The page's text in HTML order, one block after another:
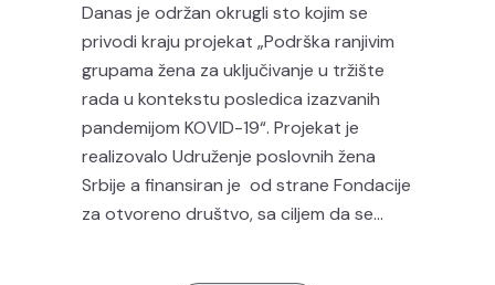
Danas je održan okrugli sto kojim se
privodi kraju projekat „Podrška ranjivim
grupama žena za uključivanje u tržište
rada u kontekstu posledica izazvanih
pandemijom KOVID-19“. Projekat je
realizovalo Udruženje poslovnih žena
Srbije a finansiran je od strane Fondacije
za otvoreno društvo, sa ciljem da se...